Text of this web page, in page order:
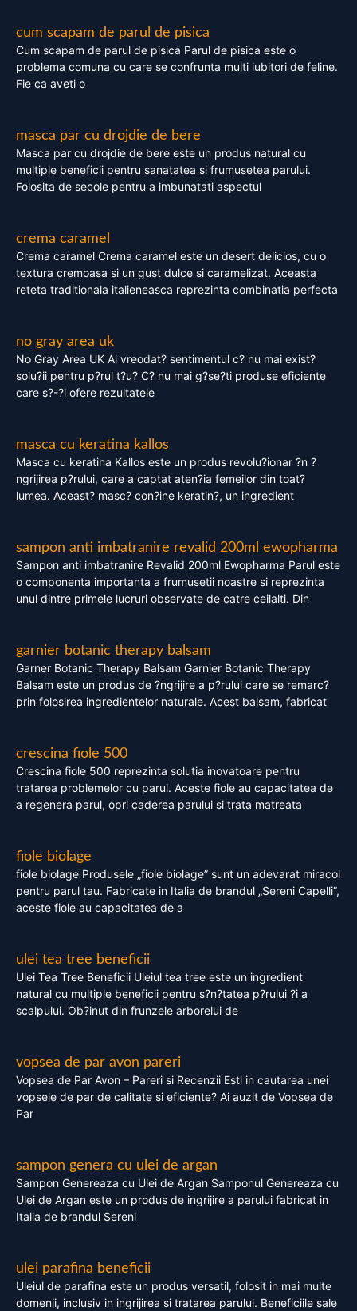
cum scapam de parul de pisica
Cum scapam de parul de pisica Parul de pisica este o
problema comuna cu care se confrunta multi iubitori de feline.
Fie ca aveti o
masca par cu drojdie de bere
Masca par cu drojdie de bere este un produs natural cu
multiple beneficii pentru sanatatea si frumusetea parului.
Folosita de secole pentru a imbunatati aspectul
crema caramel
Crema caramel Crema caramel este un desert delicios, cu o
textura cremoasa si un gust dulce si caramelizat. Aceasta
reteta traditionala italieneasca reprezinta combinatia perfecta
no gray area uk
No Gray Area UK Ai vreodat? sentimentul c? nu mai exist?
solu?ii pentru p?rul t?u? C? nu mai g?se?ti produse eficiente
care s?-?i ofere rezultatele
masca cu keratina kallos
Masca cu keratina Kallos este un produs revolu?ionar ?n ?
ngrijirea p?rului, care a captat aten?ia femeilor din toat?
lumea. Aceast? masc? con?ine keratin?, un ingredient
sampon anti imbatranire revalid 200ml ewopharma
Sampon anti imbatranire Revalid 200ml Ewopharma Parul este
o componenta importanta a frumusetii noastre si reprezinta
unul dintre primele lucruri observate de catre ceilalti. Din
garnier botanic therapy balsam
Garner Botanic Therapy Balsam Garnier Botanic Therapy
Balsam este un produs de ?ngrijire a p?rului care se remarc?
prin folosirea ingredientelor naturale. Acest balsam, fabricat
crescina fiole 500
Crescina fiole 500 reprezinta solutia inovatoare pentru
tratarea problemelor cu parul. Aceste fiole au capacitatea de
a regenera parul, opri caderea parului si trata matreata
fiole biolage
fiole biolage Produsele „fiole biolage” sunt un adevarat miracol
pentru parul tau. Fabricate in Italia de brandul „Sereni Capelli”,
aceste fiole au capacitatea de a
ulei tea tree beneficii
Ulei Tea Tree Beneficii Uleiul tea tree este un ingredient
natural cu multiple beneficii pentru s?n?tatea p?rului ?i a
scalpului. Ob?inut din frunzele arborelui de
vopsea de par avon pareri
Vopsea de Par Avon – Pareri si Recenzii Esti in cautarea unei
vopsele de par de calitate si eficiente? Ai auzit de Vopsea de
Par
sampon genera cu ulei de argan
Sampon Genereaza cu Ulei de Argan Samponul Genereaza cu
Ulei de Argan este un produs de ingrijire a parului fabricat in
Italia de brandul Sereni
ulei parafina beneficii
Uleiul de parafina este un produs versatil, folosit in mai multe
domenii, inclusiv in ingrijirea si tratarea parului. Beneficiile sale